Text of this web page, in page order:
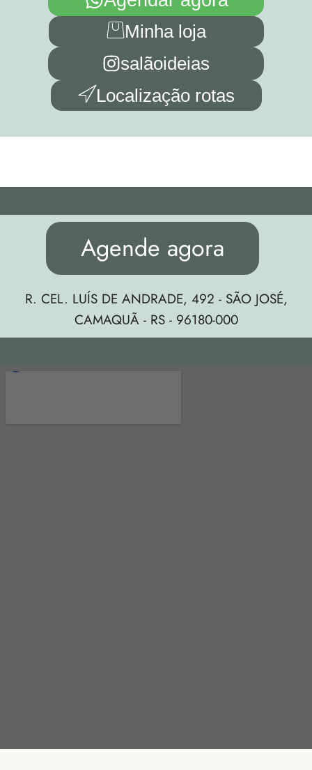
Minha loja
salãoideias
Localização rotas
Agende agora
R. CEL. LUÍS DE ANDRADE, 492 - SÃO JOSÉ,
CAMAQUÃ - RS - 96180-000